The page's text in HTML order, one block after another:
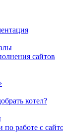
сайтов
котел?
работе с